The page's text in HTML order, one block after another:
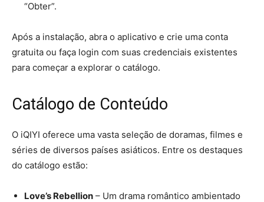
“Obter”.
Após a instalação, abra o aplicativo e crie uma conta
gratuita ou faça login com suas credenciais existentes
para começar a explorar o catálogo.
Catálogo de Conteúdo
O iQIYI oferece uma vasta seleção de doramas, filmes e
séries de diversos países asiáticos. Entre os destaques
do catálogo estão:
Love’s Rebellion – Um drama romântico ambientado